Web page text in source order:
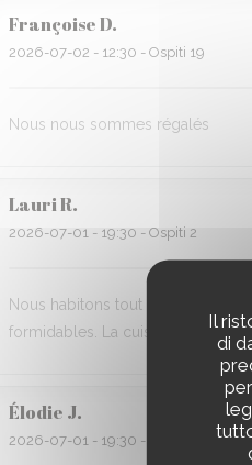
Il
di
FrançoiseD
2026-07-02 - 12:30 - Ospiti 19
Nous nous sommes régalés
LauriR
2026-07-01 - 19:30 - Ospiti 2
Nous habitons tout près et
formidables. La cuisine maison
Élodie J
2026-07-01 - 19:30 - Ospiti 6